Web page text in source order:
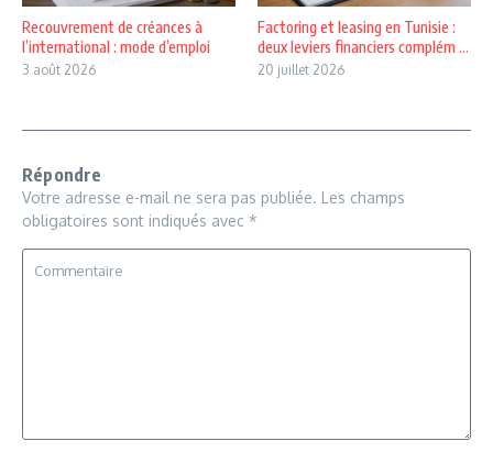
Recouvrement de créances à
l’international : mode d’emploi
3 août 2026
Factoring et leasing en Tunisie :
deux leviers financiers complém ...
20 juillet 2026
Répondre
Votre adresse e-mail ne sera pas publiée. Les champs
obligatoires sont indiqués avec *